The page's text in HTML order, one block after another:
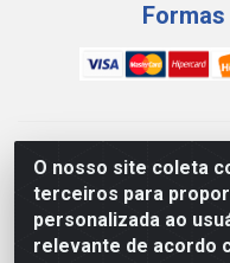
O nosso site coleta
terceiros para
personalizada ao
relevante de acordo
WING DISTRIBUIDORA
DE CONSTRUÇÕES
PATRÍCIA GOMES,